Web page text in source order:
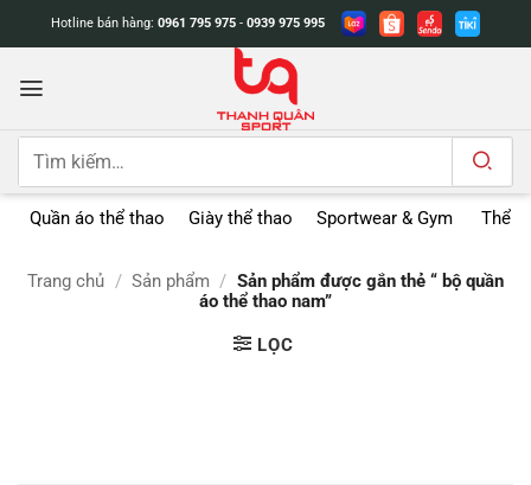
dung
Hotline bán hàng: 0961 795 975 - 0939 975 995
Tìm
Quần áo thể thao Giày thể thao Sportwear & Gym Thể
Trang chủ / Sản phẩm / Sản phẩm được gắn thẻ “ bộ quần
áo thể thao nam”
LỌC